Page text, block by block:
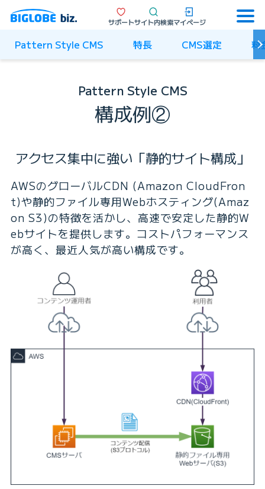
サポートサイト内検索マイページ
Pattern Style CMS 特長 CMS選定 料
Pattern Style CMS
構成例②
アクセス集中に強い「静的サイト構成」
AWSのグローバルCDN (Amazon CloudFron
t)や静的ファイル専用Webホスティング(Amaz
on S3)の特徴を活かし、高速で安定した静的W
ebサイトを提供します。コストパフォーマンス
が高く、最近人気が高い構成です。